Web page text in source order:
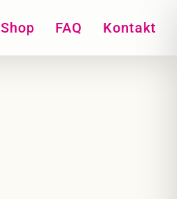
Shop FAQ Kontakt